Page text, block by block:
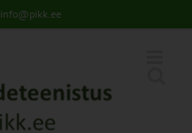
info@pikk.ee